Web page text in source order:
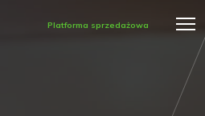
Platforma sprzedażowa